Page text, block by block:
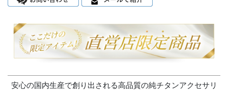
安心の国内生産で創り出される高品質の純チタンアクセサリ